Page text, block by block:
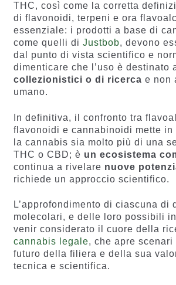
THC, così come la corretta
di flavonoidi, terpeni e ora
essenziale: i prodotti a base di
come quelli di Justbob, devono
dal punto di vista scientifico e
dimenticare che l’uso è destinato
collezionistici o di ricerca e non
umano.
In definitiva, il confronto tra
flavonoidi e cannabinoidi mette in
la cannabis sia molto più di una
THC o CBD; è un ecosistema
continua a rivelare nuove
richiede un approccio scientifico.
L’approfondimento di ciascuna di
molecolari, e delle loro possibili
venir considerato il cuore della
cannabis legale, che apre scenari
futuro della filiera e della sua
tecnica e scientifica.